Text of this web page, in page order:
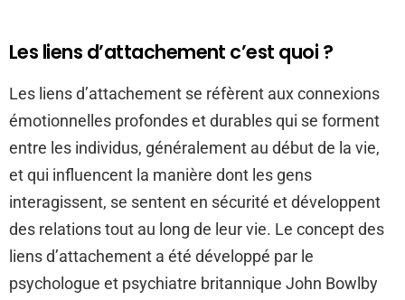
Les liens d’attachement c’est quoi ?
Les liens d’attachement se réfèrent aux connexions
émotionnelles profondes et durables qui se forment
entre les individus, généralement au début de la vie,
et qui influencent la manière dont les gens
interagissent, se sentent en sécurité et développent
des relations tout au long de leur vie. Le concept des
liens d’attachement a été développé par le
psychologue et psychiatre britannique John Bowlby